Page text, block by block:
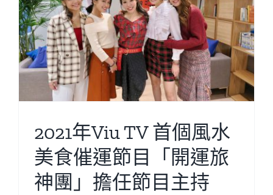
2021年Viu TV 首個風水
美食催運節目「開運旅
神團」擔任節目主持